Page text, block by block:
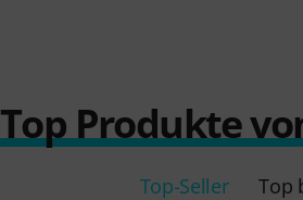
Top Produkte
Top-Seller Top